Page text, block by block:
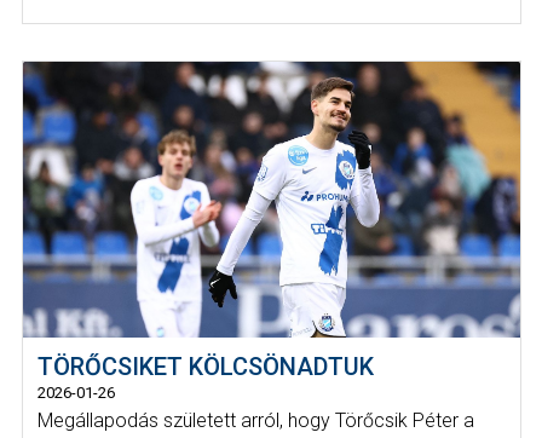
TÖRŐCSIKET KÖLCSÖNADTUK
2026-01-26
Megállapodás született arról, hogy Törőcsik Péter a